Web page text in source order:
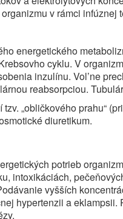
v rámci infúznej
energetického
cyklu. V
inzulínu. Vol’ne
reabsorpciou.
„obličkového prahu“
diuretikum.
potrieb
intoxikáciách,
vyšších
hypertenzii a